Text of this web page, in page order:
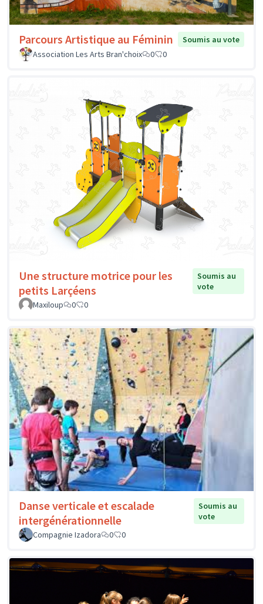
Parcours Artistique au Féminin
Soumis au vote
Association Les Arts Bran'choix
0 0
Une structure motrice pour les
petits Larçéens
Soumis au
vote
Maxiloup
0 0
Danse verticale et escalade
intergénérationnelle
Soumis au
vote
Compagnie Izadora
0 0